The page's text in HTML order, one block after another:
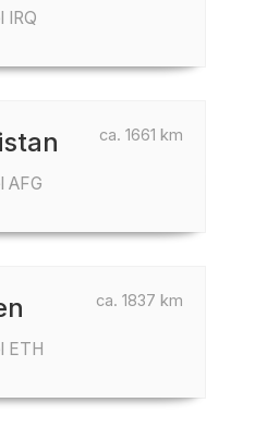
IRQ
ca. 1661 km
AFG
ca. 1837 km
ETH